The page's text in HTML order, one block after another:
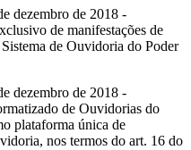
dezembro de 2018 -
de manifestações de
de Ouvidoria do Poder
dezembro de 2018 -
de Ouvidorias do
plataforma única de
nos termos do art. 16 do